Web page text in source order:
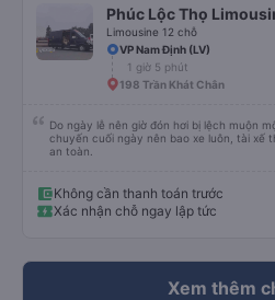
Phúc Lộc Thọ
Limousine 12 chỗ
VP Nam Định (LV)
1 giờ 5 phút
198 Trần Khát Chân
Do ngày lễ nên giờ đón hơi bị lệch muộn
chuyến cuối ngày nên bao xe luôn, tài xế
an toàn.
Không cần thanh toán trước
Xác nhận chỗ ngay lập tức
Xem thêm